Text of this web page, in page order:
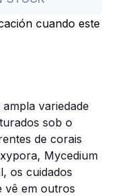
cuando este
variedade
sob o
de corais
Mycedium
os cuidados
vê em outros